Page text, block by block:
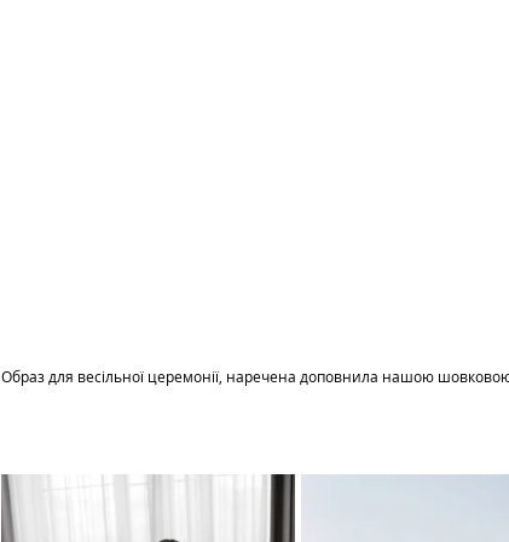
Образ для весільної церемонії, наречена доповнила нашою